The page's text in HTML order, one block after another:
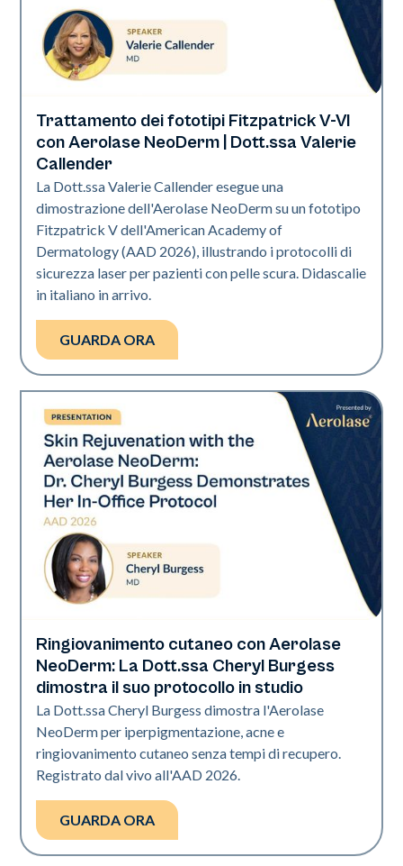
Neo Elite | Presentazione
Trattamento dei fototipi Fitzpatrick V-VI
con Aerolase NeoDerm | Dott.ssa Valerie
Callender
La Dott.ssa Valerie Callender esegue una
dimostrazione dell'Aerolase NeoDerm su un fototipo
Fitzpatrick V dell'American Academy of
Dermatology (AAD 2026), illustrando i protocolli di
sicurezza laser per pazienti con pelle scura. Didascalie
in italiano in arrivo.
GUARDA ORA
Neo Elite | Presentazione
Ringiovanimento cutaneo con Aerolase
NeoDerm: La Dott.ssa Cheryl Burgess
dimostra il suo protocollo in studio
La Dott.ssa Cheryl Burgess dimostra l'Aerolase
NeoDerm per iperpigmentazione, acne e
ringiovanimento cutaneo senza tempi di recupero.
Registrato dal vivo all'AAD 2026.
GUARDA ORA